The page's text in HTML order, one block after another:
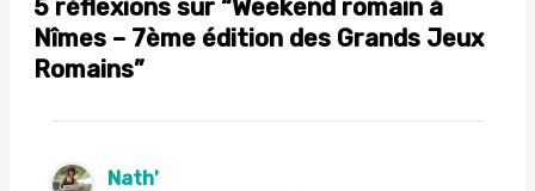
5 réflexions sur “Weekend romain à
Nîmes – 7ème édition des Grands Jeux
Romains”
Nath'